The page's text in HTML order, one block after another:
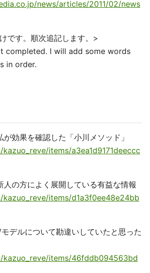
news/articles/2011/02/news
です。順次追記します。>
completed. I will add some words
in order.
が効果を確認した「小川メソッド」
items/a3ea1d9171deeccc
人の方によく展開している有益な情報
items/d1a3f0ee48e24bb
デルについて勘違いしていたと思った
items/46fddb094563bd